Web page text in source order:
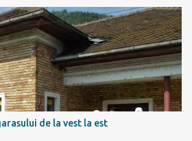
dacilor, ce-i drept restilizata si
Dacia Logan. Ne-am inarmat cu 3-4
de vreo 15 pagini (cine il vrea
cu greu rucsacii, corturile, sacii
masina.
de la vest la est